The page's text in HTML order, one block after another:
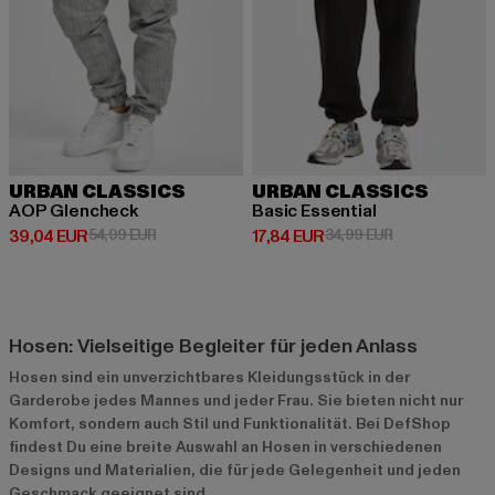
URBAN CLASSICS
AOP Glencheck
39,04 EUR
Derzeitiger Preis: 39,04 EUR
54,99 EURAktionspreis: 54,99 EUR
URBAN CLASSICS
Basic Essential
17,84 EUR
Derzeitiger Preis: 17,84 EUR
34,99 EURAktionspreis:
Hosen: Vielseitige Begleiter für jeden Anlass
Hosen sind ein unverzichtbares Kleidungsstück in der
Garderobe jedes Mannes und jeder Frau. Sie bieten nicht nur
Komfort, sondern auch Stil und Funktionalität. Bei DefShop
findest Du eine breite Auswahl an Hosen in verschiedenen
Designs und Materialien, die für jede Gelegenheit und jeden